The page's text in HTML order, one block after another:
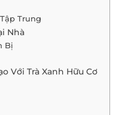
Trung
Nhà
Bị
Với Trà Xanh Hữu Cơ